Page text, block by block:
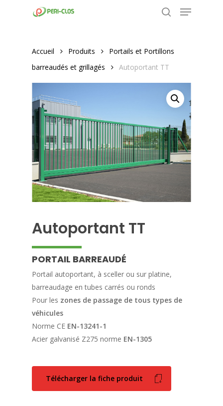
Menu
Accueil Produits
Portails et Portillons
barreaudés et grillagés
Autoportant TT
Autoportant TT
PORTAIL BARREAUDÉ
Portail autoportant, à sceller ou sur platine,
barreaudage en tubes carrés ou ronds
Pour les zones de passage de tous types de
véhicules
Norme CE EN-13241-1
Acier galvanisé Z275 norme EN-1305
Télécharger la fiche produit